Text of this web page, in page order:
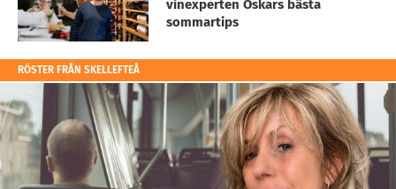
vinexperten Oskars bästa
sommartips
RÖSTER FRÅN SKELLEFTEÅ